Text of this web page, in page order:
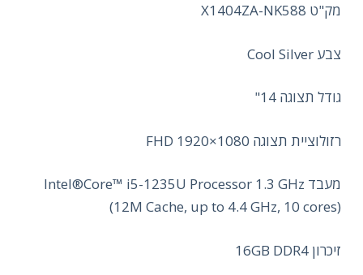
מק"ט X1404ZA-NK588
צבע Cool Silver
גודל תצוגה 14"
רזולוציית תצוגה FHD 1920×1080
מעבד Intel®Core™ i5-1235U Processor 1.3 GHz
(12M Cache, up to 4.4 GHz, 10 cores)
זיכרון 16GB DDR4